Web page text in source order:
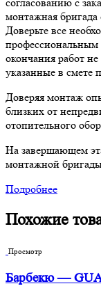
монтажная бригада
Доверьте все
окончания работ
указанные в смете
Доверяя монтаж
близких от
отопительного
На завершающем
монтажной
Подробнее
Похожие
Просмотр
Барбекю —